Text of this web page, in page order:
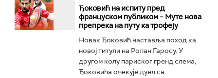
Ђоковић на испиту пред
француском публиком – Муте нова
препрека на путу ка трофеју
Новак Ђоковић наставља поход ка
новој титули на Ролан Гаросу. У
другом колу париског гренд слема,
Ђоковића очекује дуел са